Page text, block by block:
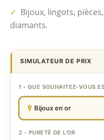
✓ Bijoux, lingots,
diamants.
SIMULATEUR DE PRIX
1 - QUE SOUHAITEZ-VOUS
Bijoux en or
2 - PURETÉ DE L'OR